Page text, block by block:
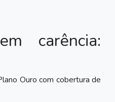
carência:
Ouro com cobertura de